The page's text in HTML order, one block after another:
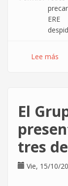
ERE
Lee más
su
El
tres
Vie, 15/10/